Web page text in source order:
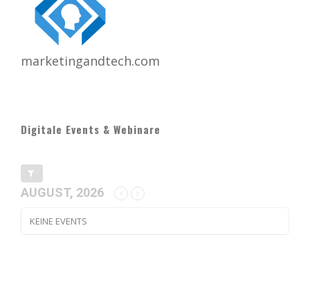
marketingandtech.com
Digitale Events & Webinare
AUGUST, 2026
KEINE EVENTS